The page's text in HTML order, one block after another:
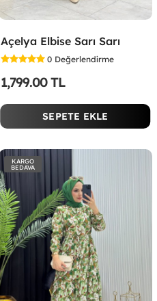
Açelya Elbise Sarı Sarı
0 Değerlendirme
1,799.00 TL
SEPETE EKLE
KARGO
BEDAVA